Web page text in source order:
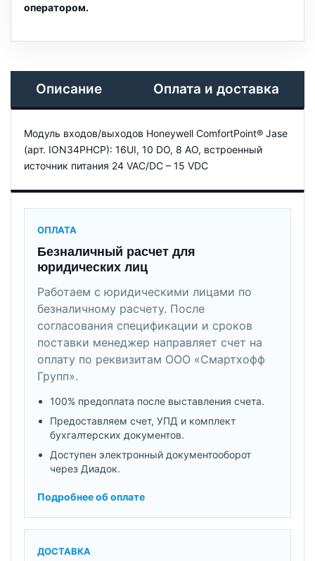
оператором.
Описание Оплата и доставка
Модуль входов/выходов Honeywell ComfortPoint® Jase
(арт. ION34PHCP): 16UI, 10 DO, 8 AO, встроенный
источник питания 24 VAC/DC – 15 VDC
ОПЛАТА
Безналичный расчет для
юридических лиц
Работаем с юридическими лицами по
безналичному расчету. После
согласования спецификации и сроков
поставки менеджер направляет счет на
оплату по реквизитам ООО «Смартхофф
Групп».
100% предоплата после выставления счета.
Предоставляем счет, УПД и комплект
бухгалтерских документов.
Доступен электронный документооборот
через Диадок.
Подробнее об оплате
ДОСТАВКА